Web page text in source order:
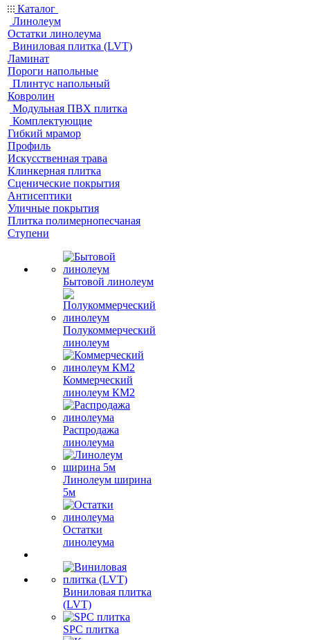
Каталог
Линолеум
Остатки линолеума
Виниловая плитка (LVT)
Ламинат
Пороги напольные
Плинтус напольный
Ковролин
Модульная ПВХ плитка
Комплектующие
Гибкий мрамор
Профиль
Искусственная трава
Клинкерная плитка
Сценические покрытия
Антисептики
Уличные покрытия
Плитка полимернопесчаная
Ступени
Бытовой линолеум
Полукоммерческий
линолеум
Коммерческий
линолеум КМ2
Распродажа
линолеума
Линолеум ширина
5м
Остатки
линолеума
Виниловая плитка
(LVT)
SPC плитка